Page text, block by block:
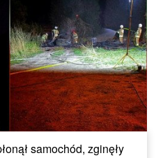
samochód, zginęły